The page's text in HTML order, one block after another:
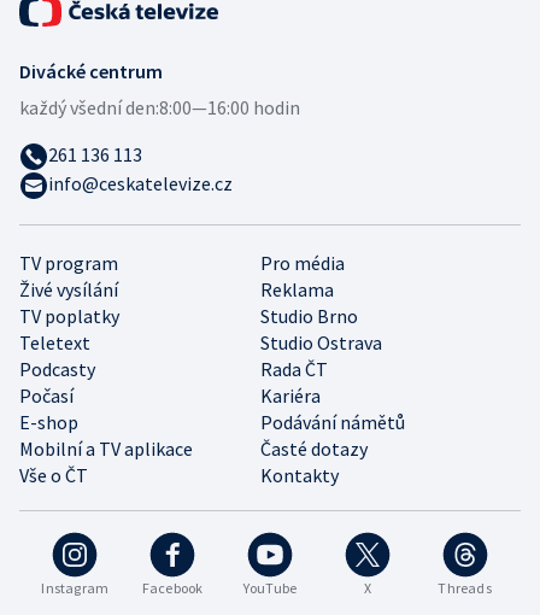
Instagram Facebook YouTube X Threads
TV program
Pro média
Živé vysílání
Reklama
TV poplatky
Studio Brno
Teletext
Studio Ostrava
Podcasty
Rada ČT
Počasí
Kariéra
E-shop
Podávání námětů
Mobilní a TV aplikace
Časté dotazy
Vše o ČT
Kontakty
Divácké centrum
každý všední den:8:00—16:00 hodin
261 136 113
info@ceskatelevize.cz